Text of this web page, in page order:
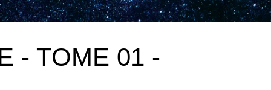
- TOME 01 -